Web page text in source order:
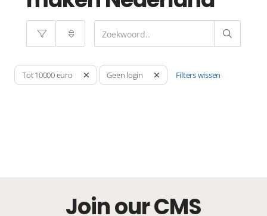
Tot 10000 euro Geen login Filters wissen
Join our CMS